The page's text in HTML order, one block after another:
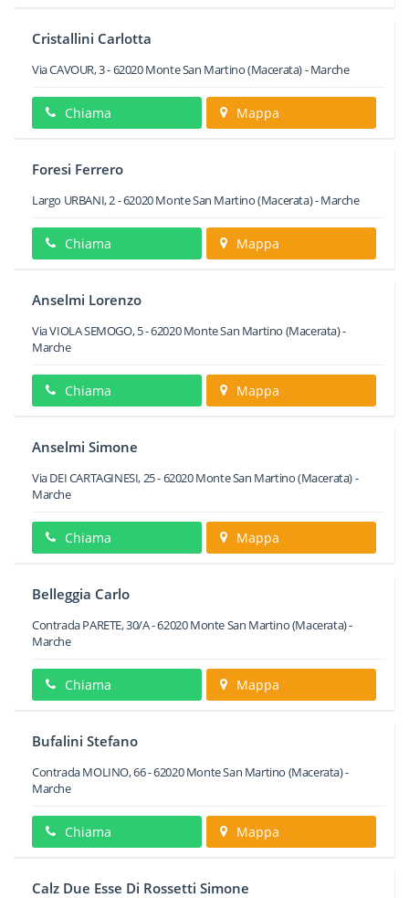
Cristallini Carlotta
Via CAVOUR, 3-62020Monte San Martino(Macerata) -Marche
Chiama Mappa
Foresi Ferrero
Largo URBANI, 2-62020Monte San Martino(Macerata) -Marche
Chiama Mappa
Anselmi Lorenzo
Via VIOLA SEMOGO, 5-62020 Monte San Martino (Macerata) -
Marche
Chiama Mappa
Anselmi Simone
Via DEI CARTAGINESI, 25-62020Monte San Martino(Macerata) -
Marche
Chiama Mappa
Belleggia Carlo
Contrada PARETE, 30/A-62020Monte San Martino(Macerata) -
Marche
Chiama Mappa
Bufalini Stefano
Contrada MOLINO, 66-62020 Monte San Martino (Macerata) -
Marche
Chiama Mappa
Calz Due Esse Di Rossetti Simone